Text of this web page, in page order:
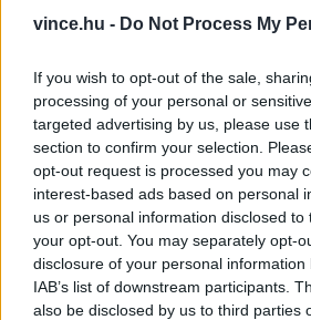
vince.hu - Do Not Process My
If you wish to opt-out of the sale,
processing of your personal or
targeted advertising by us, please use
section to confirm your selection.
opt-out request is processed you may
interest-based ads based on personal
us or personal information disclosed
your opt-out. You may separately opt-
disclosure of your personal
IAB’s list of downstream participants.
also be disclosed by us to third parties
Fotó: Acsai Miklós/Vince Magazin
Régóta követjük már nyomon
életét, újításait, és különböző
Legutóbb, amikor
Covid okozta plussz
elindultak egy új névvel, ma